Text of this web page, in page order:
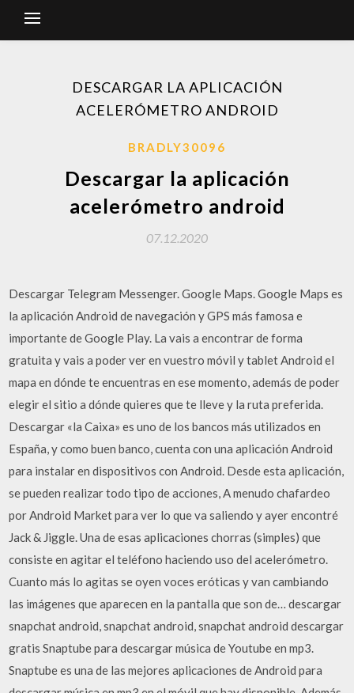
DESCARGAR LA APLICACIÓN
ACELERÓMETRO ANDROID
BRADLY30096
Descargar la aplicación
acelerómetro android
07.12.2020
Descargar Telegram Messenger. Google Maps. Google Maps es
la aplicación Android de navegación y GPS más famosa e
importante de Google Play. La vais a encontrar de forma
gratuita y vais a poder ver en vuestro móvil y tablet Android el
mapa en dónde te encuentras en ese momento, además de poder
elegir el sitio a dónde quieres que te lleve y la ruta preferida.
Descargar «la Caixa» es uno de los bancos más utilizados en
España, y como buen banco, cuenta con una aplicación Android
para instalar en dispositivos con Android. Desde esta aplicación,
se pueden realizar todo tipo de acciones, A menudo chafardeo
por Android Market para ver lo que va saliendo y ayer encontré
Jack & Jiggle. Una de esas aplicaciones chorras (simples) que
consiste en agitar el teléfono haciendo uso del acelerómetro.
Cuanto más lo agitas se oyen voces eróticas y van cambiando
las imágenes que aparecen en la pantalla que son de… descargar
snapchat android, snapchat android, snapchat android descargar
gratis Snaptube para descargar música de Youtube en mp3.
Snaptube es una de las mejores aplicaciones de Android para